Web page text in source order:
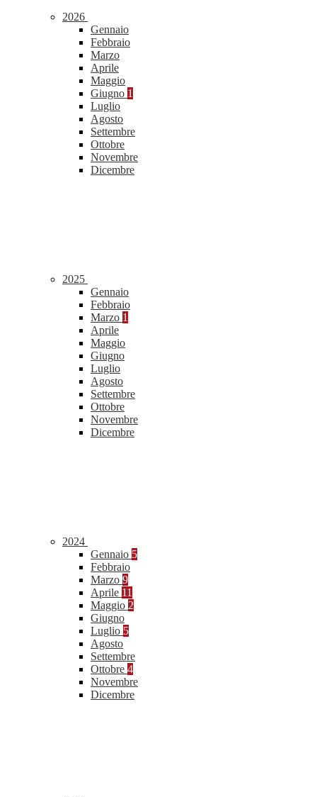
2026
Gennaio
Febbraio
Marzo
Aprile
Maggio
Giugno 1
Luglio
Agosto
Settembre
Ottobre
Novembre
Dicembre
2025
Gennaio
Febbraio
Marzo 1
Aprile
Maggio
Giugno
Luglio
Agosto
Settembre
Ottobre
Novembre
Dicembre
2024
Gennaio 5
Febbraio
Marzo 9
Aprile 11
Maggio 2
Giugno
Luglio 5
Agosto
Settembre
Ottobre 4
Novembre
Dicembre